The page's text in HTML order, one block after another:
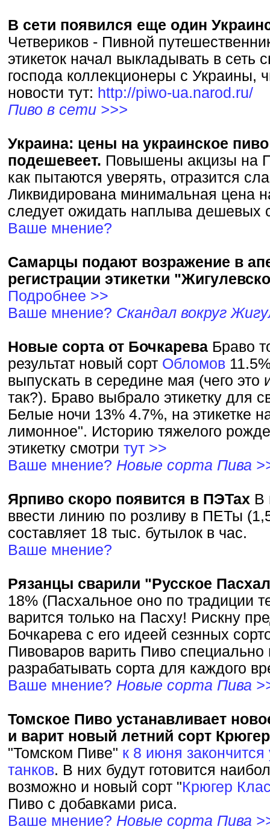
В сети появился еще один
Четвериков - Пивной
этикеток начал выкладывать в сеть
господа коллекционеры с Украины,
новости тут: http://piwo-ua.narod.ru/
Пиво в сети >>>
Украина: цены на украинское
подешевеет. Повышены акцизы на
как пытаются уверять, отразится
Ликвидирована минимальная цена
следует ожидать наплыва дешевых
Ваше мнение?
Самарцы подают возражение в
регистрации этикетки
Подробнее >>
Ваше мнение? Скандал вокруг
Новые сорта от Бочкарева Браво
результат новый сорт Обломов
выпускать в середине мая (чего это
так?). Браво выбрало этикетку для
Белые ночи 13% 4.7%, на этикетке
лимонное". Историю тяжелого
этикетку смотри тут >>
Ваше мнение? Новые сорта Пива
Ярпиво скоро появится в ПЭТах В
ввести линию по розливу в ПЕТы
составляет 18 тыс. бутылок в час.
Ваше мнение?
Рязанцы сварили "Русское
18% (Пасхальное оно по традиции
варится только на Пасху! Рискну
Бочкарева с его идеей сезнных
Пивоваров варить Пиво специально
разрабатывать сорта для каждого
Ваше мнение? Новые сорта Пива
Томское Пиво устанавливает
и варит новый летний сорт
"Томском Пиве" к 8 июня
танков. В них будут готовится
возможно и новый сорт "Крюгер
Пиво с добавками риса.
Ваше мнение? Новые сорта Пива